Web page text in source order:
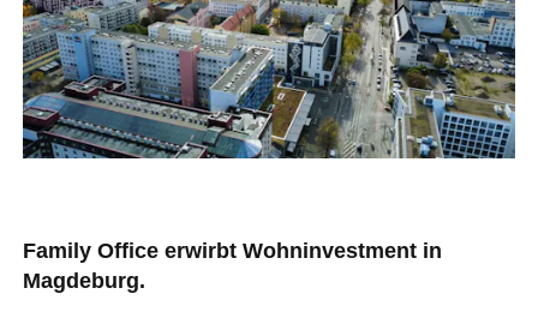
Family Office erwirbt Wohninvestment in
Magdeburg.